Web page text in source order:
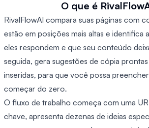
O que é
RivalFlowAI compara suas páginas com
estão em posições mais altas e identifica
eles respondem e que seu conteúdo
seguida, gera sugestões de cópia
inseridas, para que você possa
começar do zero.
O fluxo de trabalho começa com uma
chave, apresenta dezenas de ideias